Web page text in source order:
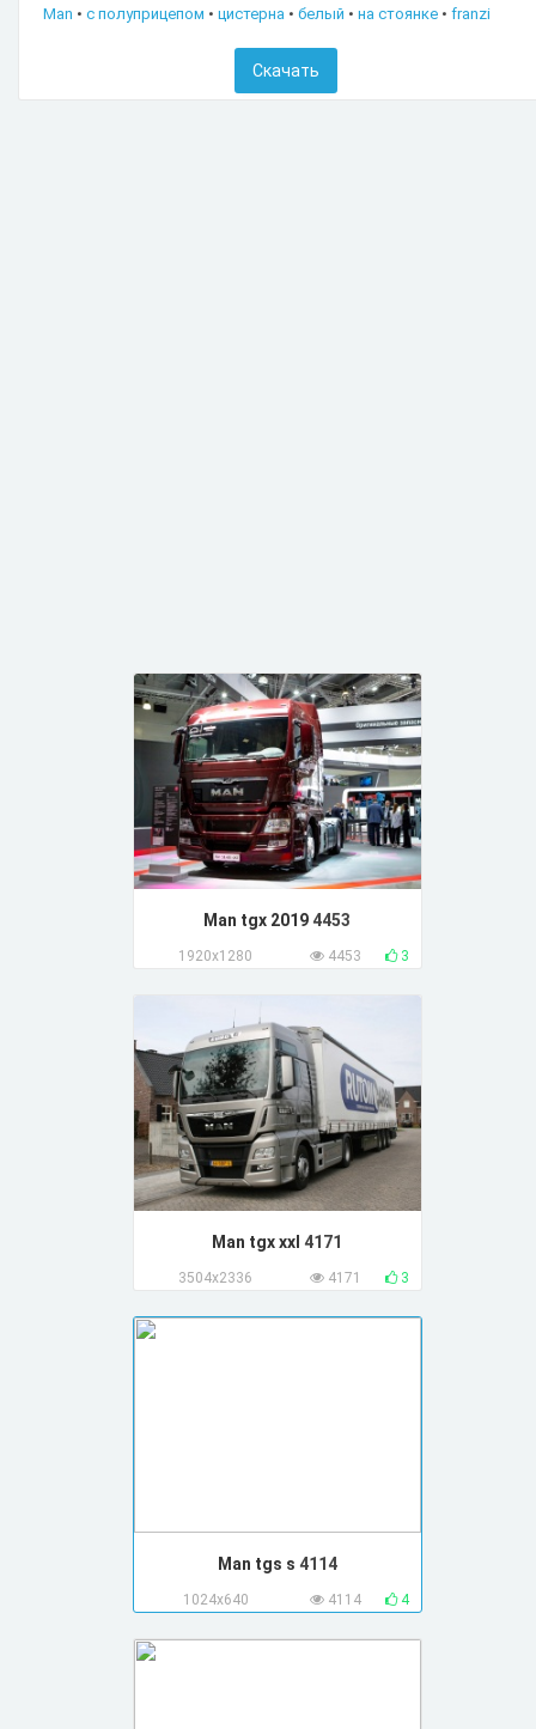
Man • с полуприцепом • цистерна • белый • на стоянке • franzi
Скачать
Man tgx 2019 4453
1920x1280 3
4453
Man tgx xxl 4171
3504x2336 3
4171
Man tgs s 4114
1024x640 4
4114